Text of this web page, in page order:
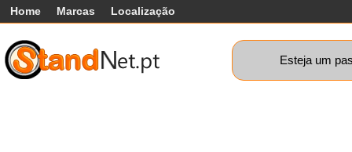
Home Marcas Localização
Esteja um